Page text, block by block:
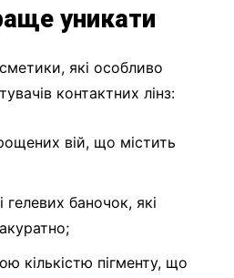
уникати
які особливо
контактних лінз:
вій, що містить
баночок, які
кількістю пігменту, що